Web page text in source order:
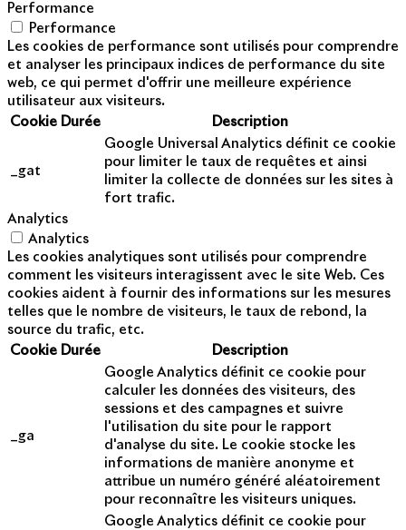
Performance
Performance
Les cookies de performance sont utilisés pour comprendre
et analyser les principaux indices de performance du site
web, ce qui permet d'offrir une meilleure expérience
utilisateur aux visiteurs.
Cookie Durée Description
_gat
Google Universal Analytics définit ce cookie
pour limiter le taux de requêtes et ainsi
limiter la collecte de données sur les sites à
fort trafic.
Analytics
Analytics
Les cookies analytiques sont utilisés pour comprendre
comment les visiteurs interagissent avec le site Web. Ces
cookies aident à fournir des informations sur les mesures
telles que le nombre de visiteurs, le taux de rebond, la
source du trafic, etc.
Cookie Durée Description
_ga
Google Analytics définit ce cookie pour
calculer les données des visiteurs, des
sessions et des campagnes et suivre
l'utilisation du site pour le rapport
d'analyse du site. Le cookie stocke les
informations de manière anonyme et
attribue un numéro généré aléatoirement
pour reconnaître les visiteurs uniques.
Google Analytics définit ce cookie pour